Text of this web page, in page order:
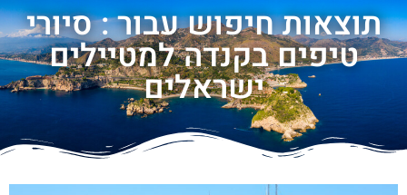
תוצאות חיפוש עבור : סיורי
טיפים בקנדה למטיילים
ישראלים